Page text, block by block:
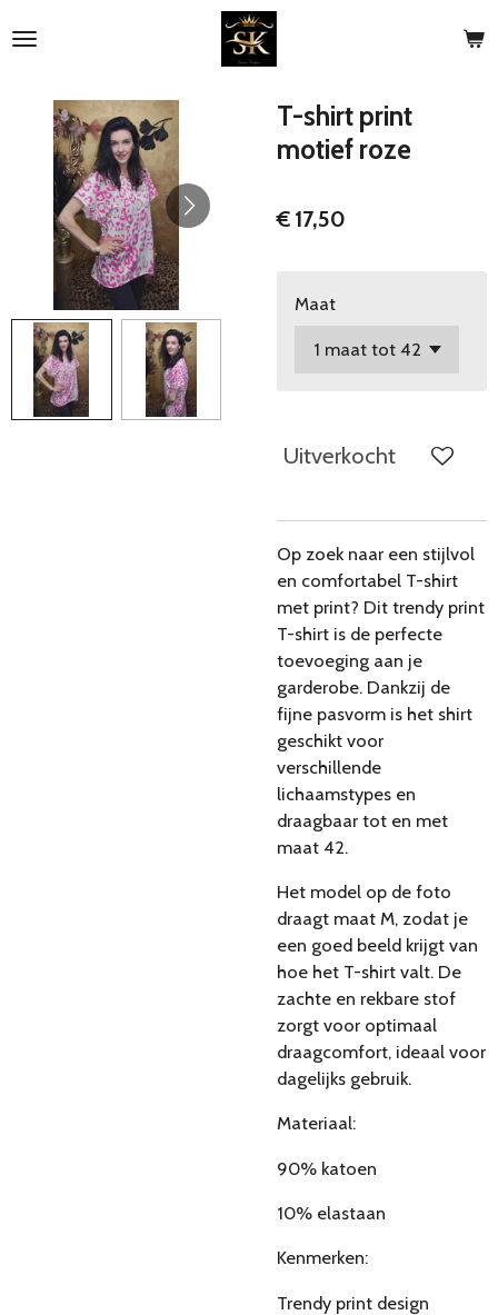
direct
hoofdinhoud
T-shirt print
motief roze
€ 17,50
Maat
Uitverkocht
Op zoek naar een stijlvol
en comfortabel T-shirt
met print? Dit trendy print
T-shirt is de perfecte
toevoeging aan je
garderobe. Dankzij de
fijne pasvorm is het shirt
geschikt voor
verschillende
lichaamstypes en
draagbaar tot en met
maat 42.
Het model op de foto
draagt maat M, zodat je
een goed beeld krijgt van
hoe het T-shirt valt. De
zachte en rekbare stof
zorgt voor optimaal
draagcomfort, ideaal voor
dagelijks gebruik.
Materiaal:
90% katoen
10% elastaan
Kenmerken:
Trendy print design